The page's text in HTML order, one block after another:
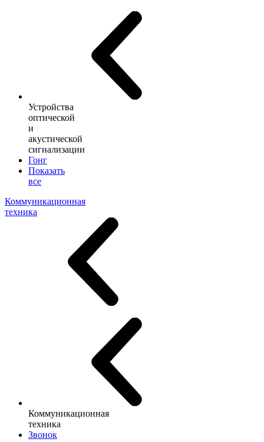
Устройства
оптической
и
акустической
сигнализации
Гонг
Показать
все
Коммуникационная
техника
Коммуникационная
техника
Звонок